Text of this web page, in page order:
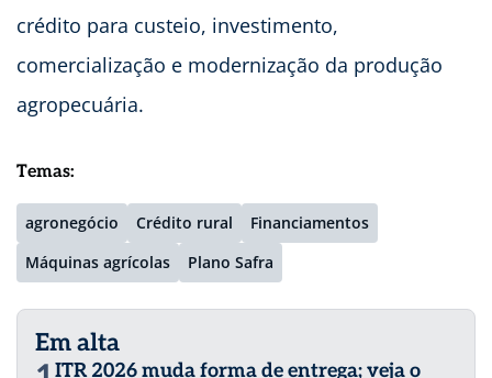
crédito para custeio, investimento,
comercialização e modernização da produção
agropecuária.
Temas:
agronegócio Crédito rural
Financiamentos
Máquinas agrícolas
Plano Safra
Em alta
ITR 2026 muda forma de entrega; veja o